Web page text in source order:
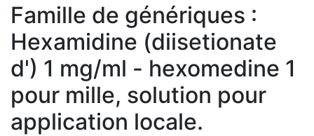
Famille de génériques :
Hexamidine (diisetionate
d') 1 mg/ml - hexomedine 1
pour mille, solution pour
application locale.